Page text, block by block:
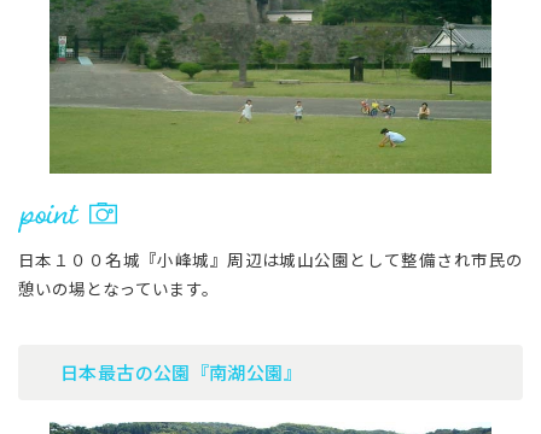
日本１００名城『小峰城』周辺は城山公園として整備され市民の
憩いの場となっています。
日本最古の公園『南湖公園』